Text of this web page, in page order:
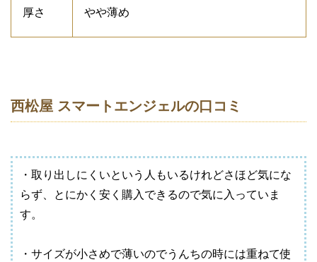
厚さ やや薄め
西松屋 スマートエンジェルの口コミ
・取り出しにくいという人もいるけれどさほど気にな
らず、とにかく安く購入できるので気に入っていま
す。
・サイズが小さめで薄いのでうんちの時には重ねて使